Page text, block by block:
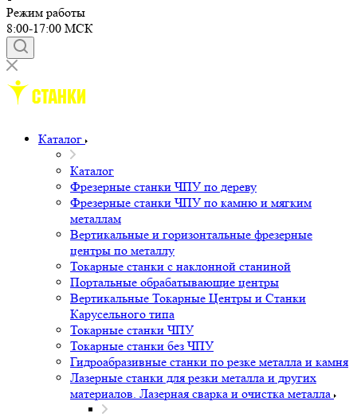
Режим работы
8:00-17:00 МСК
Каталог
Каталог
Фрезерные станки ЧПУ по дереву
Фрезерные станки ЧПУ по камню и мягким
металлам
Вертикальные и горизонтальные фрезерные
центры по металлу
Токарные станки с наклонной станиной
Портальные обрабатывающие центры
Вертикальные Токарные Центры и Станки
Карусельного типа
Токарные станки ЧПУ
Токарные станки без ЧПУ
Гидроабразивные станки по резке металла и камня
Лазерные станки для резки металла и других
материалов. Лазерная сварка и очистка металла